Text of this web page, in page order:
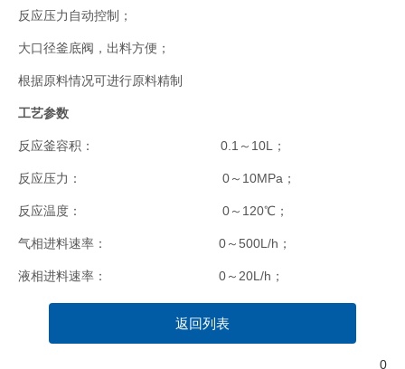
反应压力自动控制；
大口径釜底阀，出料方便；
根据原料情况可进行原料精制
工艺参数
反应釜容积： 0.1～10L；
反应压力： 0～10MPa；
反应温度： 0～120℃；
气相进料速率： 0～500L/h；
液相进料速率： 0～20L/h；
返回列表
0